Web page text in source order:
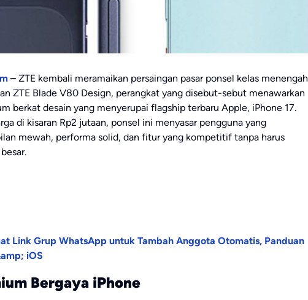
– ZTE kembali meramaikan persaingan pasar ponsel kelas menengah
ZTE Blade V80 Design, perangkat yang disebut-sebut menawarkan
berkat desain yang menyerupai flagship terbaru Apple, iPhone 17.
di kisaran Rp2 jutaan, ponsel ini menyasar pengguna yang
mewah, performa solid, dan fitur yang kompetitif tanpa harus
Link Grup WhatsApp untuk Tambah Anggota Otomatis, Panduan
iOS
Bergaya iPhone